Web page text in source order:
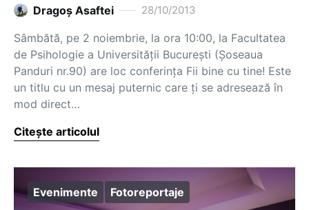
Dragoş Asaftei 28/10/2013
Sâmbătă, pe 2 noiembrie, la ora 10:00, la Facultatea
de Psihologie a Universităţii Bucureşti (Șoseaua
Panduri nr.90) are loc conferința Fii bine cu tine! Este
un titlu cu un mesaj puternic care ți se adresează în
mod direct…
Citește articolul
Evenimente Fotoreportaje